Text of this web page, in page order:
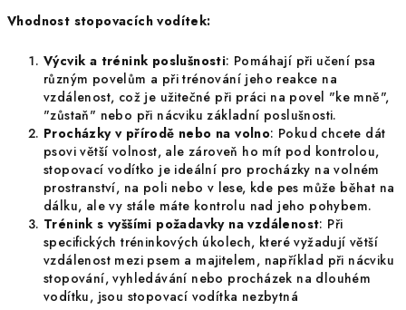
Vhodnost stopovacích vodítek:
Výcvik a trénink poslušnosti: Pomáhají při učení psa
různým povelům a při trénování jeho reakce na
vzdálenost, což je užitečné při práci na povel "ke mně",
"zůstaň" nebo při nácviku základní poslušnosti.
Procházky v přírodě nebo na volno: Pokud chcete dát
psovi větší volnost, ale zároveň ho mít pod kontrolou,
stopovací vodítko je ideální pro procházky na volném
prostranství, na poli nebo v lese, kde pes může běhat na
dálku, ale vy stále máte kontrolu nad jeho pohybem.
Trénink s vyššími požadavky na vzdálenost: Při
specifických tréninkových úkolech, které vyžadují větší
vzdálenost mezi psem a majitelem, například při nácviku
stopování, vyhledávání nebo procházek na dlouhém
vodítku, jsou stopovací vodítka nezbytná